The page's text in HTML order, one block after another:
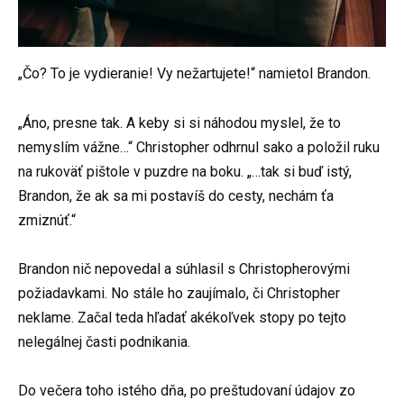
„Čo? To je vydieranie! Vy nežartujete!“ namietol Brandon.
„Áno, presne tak. A keby si si náhodou myslel, že to
nemyslím vážne…“ Christopher odhrnul sako a položil ruku
na rukoväť pištole v puzdre na boku. „…tak si buď istý,
Brandon, že ak sa mi postavíš do cesty, nechám ťa
zmiznúť.“
Brandon nič nepovedal a súhlasil s Christopherovými
požiadavkami. No stále ho zaujímalo, či Christopher
neklame. Začal teda hľadať akékoľvek stopy po tejto
nelegálnej časti podnikania.
Do večera toho istého dňa, po preštudovaní údajov zo